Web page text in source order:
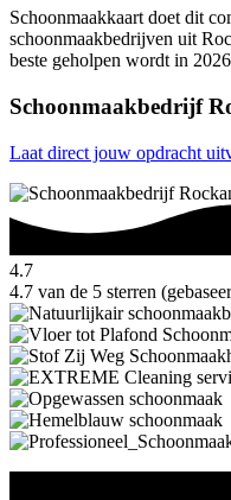
Schoonmaakkaart doet dit
schoonmaakbedrijven uit
beste geholpen wordt in
Schoonmaakbedrijf
Laat direct jouw opdracht
4.7
4.7 van de 5 sterren